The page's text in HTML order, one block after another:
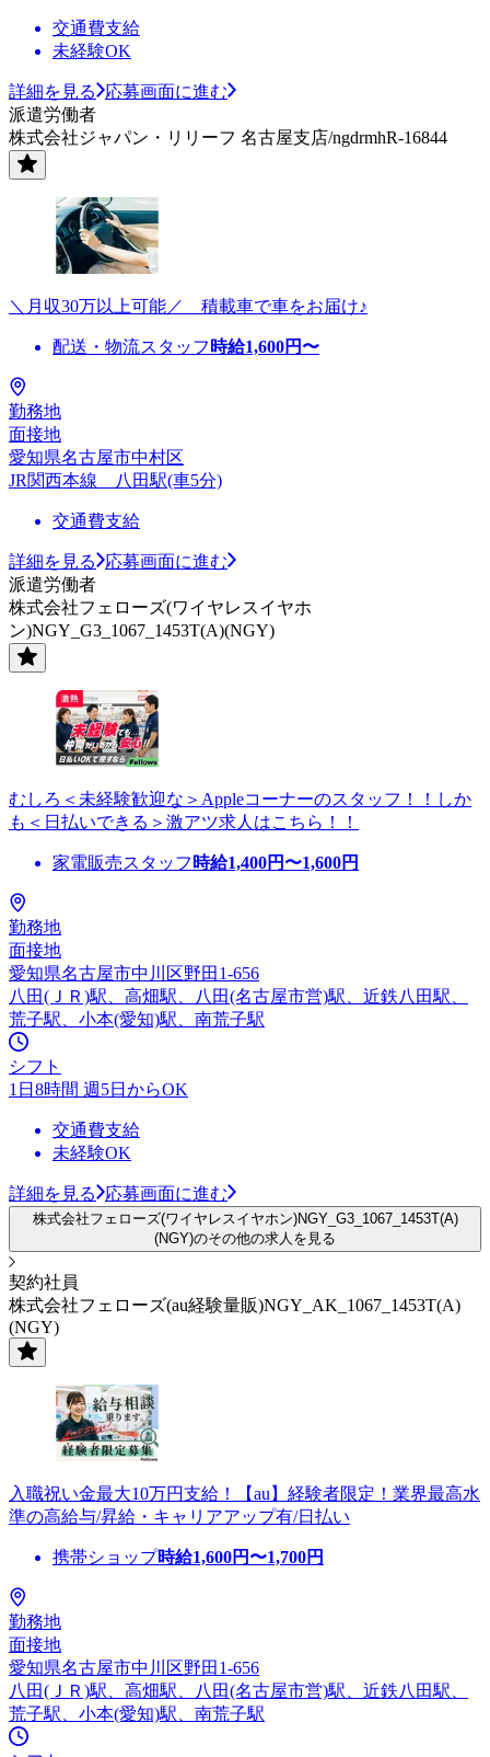
交通費支給
未経験OK
詳細を見る
応募画面に進む
派遣労働者
株式会社ジャパン・リリーフ 名古屋支店/ngdrmhR-16844
＼月収30万以上可能／ 積載車で車をお届け♪
配送・物流スタッフ 時給1,600円〜
勤務地
面接地
愛知県名古屋市中村区
JR関西本線 八田駅(車5分)
交通費支給
詳細を見る
応募画面に進む
派遣労働者
株式会社フェローズ(ワイヤレスイヤホ
ン)NGY_G3_1067_1453T(A)(NGY)
むしろ＜未経験歓迎な＞Appleコーナーのスタッフ！！しか
も＜日払いできる＞激アツ求人はこちら！！
家電販売スタッフ 時給1,400円〜1,600円
勤務地
面接地
愛知県名古屋市中川区野田1-656
八田(ＪＲ)駅、高畑駅、八田(名古屋市営)駅、近鉄八田駅、
荒子駅、小本(愛知)駅、南荒子駅
シフト
1日8時間 週5日からOK
交通費支給
未経験OK
詳細を見る 応募画面に進む
株式会社フェローズ(ワイヤレスイヤホン)NGY_G3_1067_1453T(A)
(NGY)のその他の求人を見る
契約社員
株式会社フェローズ(au経験量販)NGY_AK_1067_1453T(A)
(NGY)
入職祝い金最大10万円支給！【au】経験者限定！業界最高水
準の高給与/昇給・キャリアアップ有/日払い
携帯ショップ時給1,600円〜1,700円
勤務地
面接地
愛知県名古屋市中川区野田1-656
八田(ＪＲ)駅、高畑駅、八田(名古屋市営)駅、近鉄八田駅、
荒子駅、小本(愛知)駅、南荒子駅